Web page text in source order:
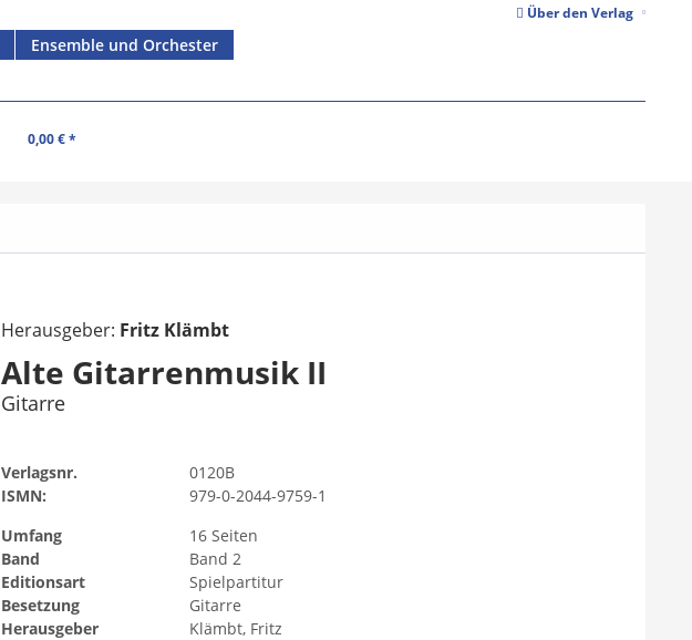
Über den Verlag
Ensemble und Orchester
0,00 € *
Herausgeber: Fritz Klämbt
Alte Gitarrenmusik II
Gitarre
Verlagsnr.
0120B
ISMN:
979-0-2044-9759-1
Umfang
16 Seiten
Band
Band 2
Editionsart
Spielpartitur
Besetzung
Gitarre
Herausgeber
Klämbt, Fritz